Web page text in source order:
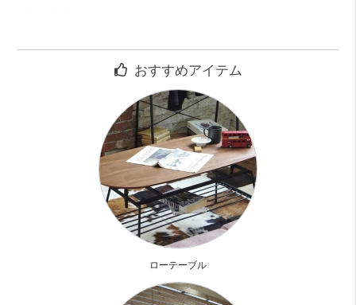
壁・天井が全てコンクリート打ちっぱなし！
まさにインテリアの映える最高の背景
お家賃は１Ｒで考えると高いけど、
こんなテイストは希少、しかも設備も充実してる分価値あり
なんせ21帖もあることがかなりイケてる！！
しかもデザインだけじゃなくて、しっかりシステムキッチン
3口ガスコンロにグリル付きで本格的料理もしっかりクッキ
おすすめアイテム
ローテーブル